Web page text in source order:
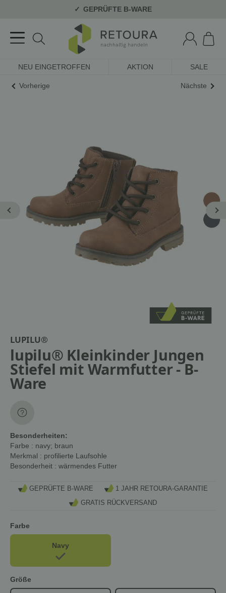
GEPRÜFTE B-WARE
NEU EINGETROFFEN AKTION SALE
Vorherige Nächste
LUPILU®
lupilu® Kleinkinder Jungen
Stiefel mit Warmfutter - B-
Ware
Besonderheiten:
Farbe : navy; braun
Merkmal : profilierte Laufsohle
Besonderheit : wärmendes Futter
GEPRÜFTE B-WARE
1 JAHR RETOURA-GARANTIE
GRATIS RÜCKVERSAND
Farbe
Navy
Größe